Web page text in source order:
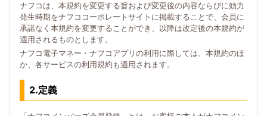
ナフコは、本規約を変更する旨および変更後の内容ならびに効力
発生時期をナフココーポレートサイトに掲載することで、会員に
承諾なく本規約を変更することができ、以降は改定後の本規約が
適用されるものとします。
ナフコ電子マネー・ナフコアプリの利用に際しては、本規約のほ
か、各サービスの利用規約も適用されます。
2.定義